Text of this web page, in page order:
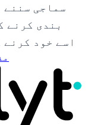
سماجی سننے
بندی کرنے
اسے خود